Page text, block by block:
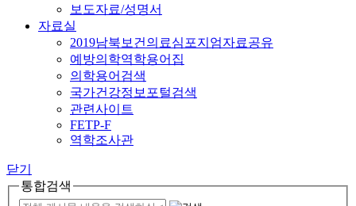
보도자료/성명서
자료실
2019남북보건의료심포지엄자료공유
예방의학역학용어집
의학용어검색
국가건강정보포털검색
관련사이트
FETP-F
역학조사관
닫기
통합검색